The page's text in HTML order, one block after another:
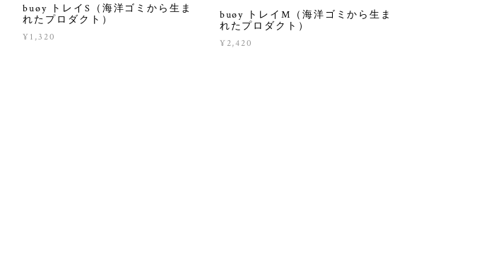
buøy トレイS（海洋ゴミから生ま
れたプロダクト）
¥1,320
buøy トレイM（海洋ゴミから生ま
れたプロダクト）
¥2,420